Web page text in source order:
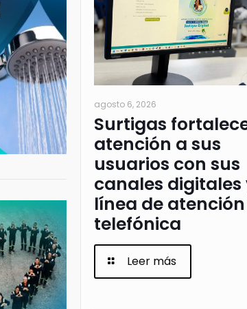
agosto 6, 2026
Surtigas
atención a sus
usuarios con sus
canales digitales
línea de atención
telefónica
Leer más